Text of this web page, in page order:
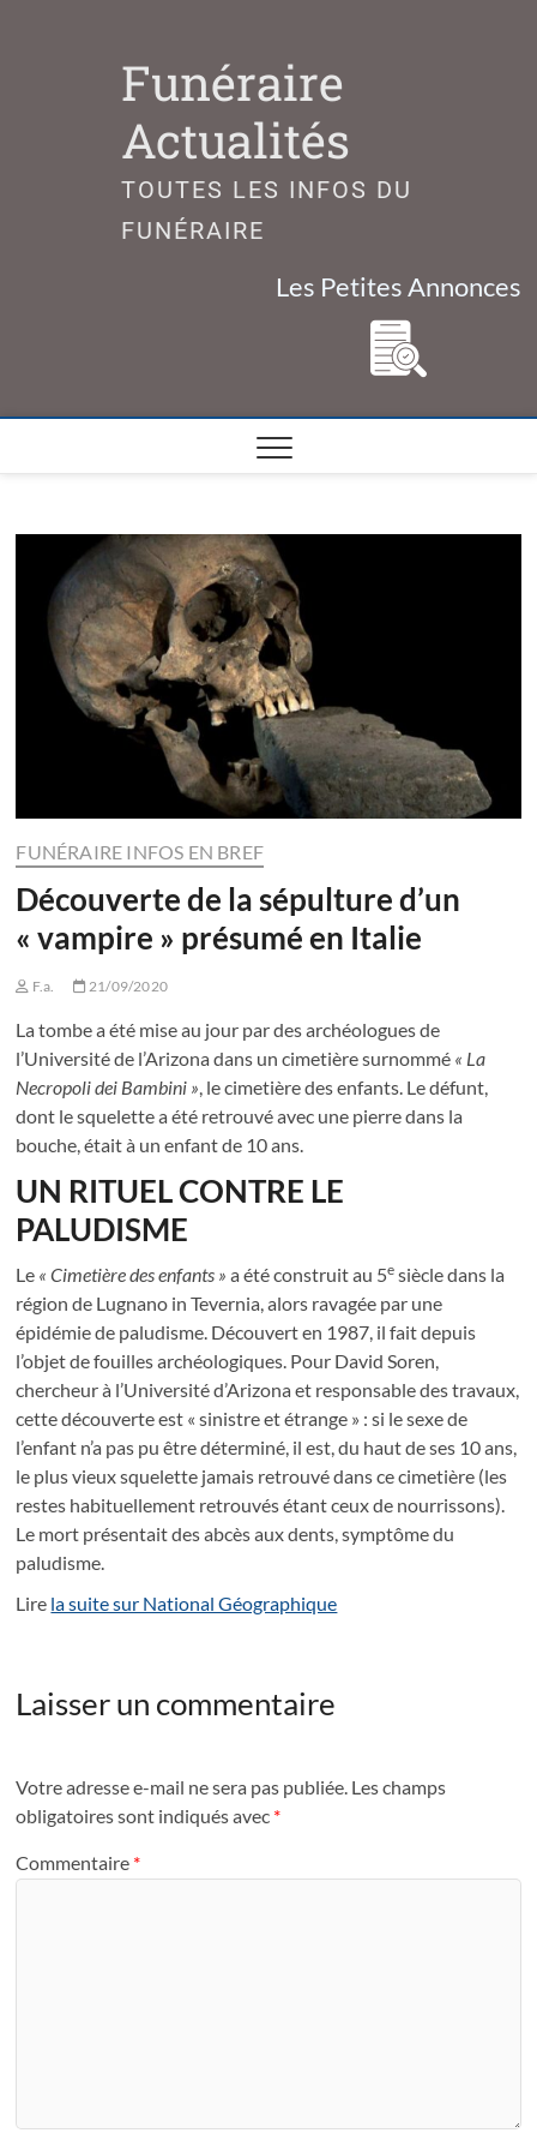
Funéraire
Actualités
TOUTES LES INFOS DU
FUNÉRAIRE
Les Petites Annonces
FUNÉRAIRE INFOS EN BREF
Découverte de la sépulture d’un
« vampire » présumé en Italie
F.a. 21/09/2020
La tombe a été mise au jour par des archéologues de
l’Université de l’Arizona dans un cimetière surnommé « La
Necropoli dei Bambini », le cimetière des enfants. Le défunt,
dont le squelette a été retrouvé avec une pierre dans la
bouche, était à un enfant de 10 ans.
UN RITUEL CONTRE LE
PALUDISME
Le « Cimetière des enfants » a été construit au 5e siècle dans la
région de Lugnano in Tevernia, alors ravagée par une
épidémie de paludisme. Découvert en 1987, il fait depuis
l’objet de fouilles archéologiques. Pour David Soren,
chercheur à l’Université d’Arizona et responsable des travaux,
cette découverte est « sinistre et étrange » : si le sexe de
l’enfant n’a pas pu être déterminé, il est, du haut de ses 10 ans,
le plus vieux squelette jamais retrouvé dans ce cimetière (les
restes habituellement retrouvés étant ceux de nourrissons).
Le mort présentait des abcès aux dents, symptôme du
paludisme.
Lire la suite sur National Géographique
Laisser un commentaire
Votre adresse e-mail ne sera pas publiée. Les champs
obligatoires sont indiqués avec *
Commentaire *